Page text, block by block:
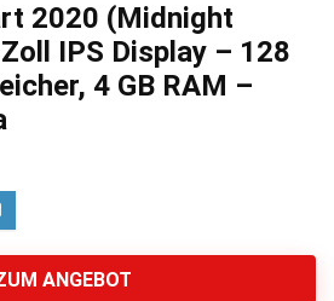
2020 (Midnight
IPS Display – 128
4 GB RAM –
ANGEBOT